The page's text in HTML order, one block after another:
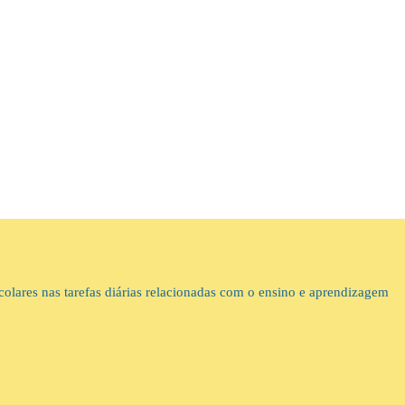
nas tarefas diárias relacionadas com o ensino e aprendizagem